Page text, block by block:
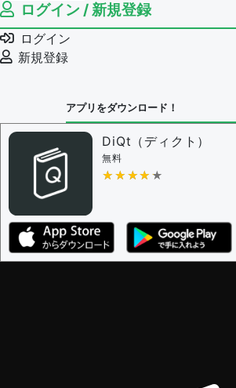
例文の編集権限を持つユーザー -
例文の削除を審査する
審査に対する投票権限を持つユ
決定に必要な投票数 -
問題の編集権限を持つユーザー
審査に対する投票権限を持つユ
決定に必要な投票数 -
編集ガイドライン
ログイン / 新規登録
ログイン
新規登録
アプリをダウンロード！
DiQt（ディクト）
無料
★★★★★
★★★★★